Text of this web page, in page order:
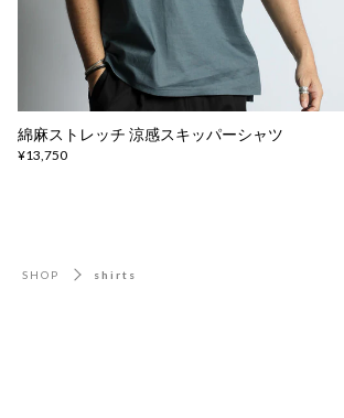
綿麻ストレッチ 涼感スキッパーシャツ
¥13,750
SHOP shirts